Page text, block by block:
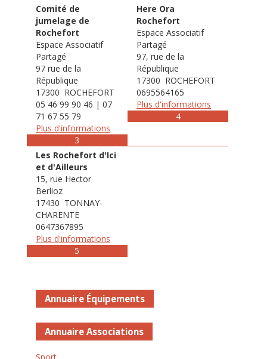
Comité de
jumelage de
Rochefort
Espace Associatif
Partagé
97 rue de la
République
17300 ROCHEFORT
05 46 99 90 46 | 07
71 67 55 79
Plus d'informations
3
Here Ora
Rochefort
Espace Associatif
Partagé
97, rue de la
République
17300 ROCHEFORT
0695564165
Plus d'informations
4
Les Rochefort d'Ici
et d'Ailleurs
15, rue Hector
Berlioz
17430 TONNAY-
CHARENTE
0647367895
Plus d'informations
5
Annuaire Équipements
Annuaire Associations